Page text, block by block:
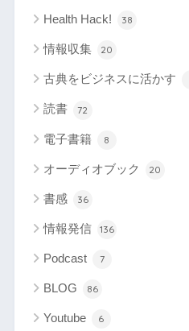
Health Hack! 38
情報収集 20
古典をビジネスに活かす
読書 72
電子書籍 8
オーディオブック 20
書感 36
情報発信 136
Podcast 7
BLOG 86
Youtube 6